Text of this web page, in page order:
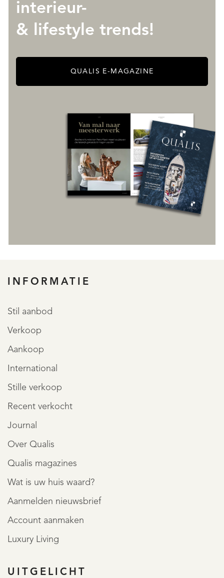
interieur-
& lifestyle trends!
QUALIS E-MAGAZINE
INFORMATIE
Stil aanbod
Verkoop
Aankoop
International
Stille verkoop
Recent verkocht
Journal
Over Qualis
Qualis magazines
Wat is uw huis waard?
Aanmelden nieuwsbrief
Account aanmaken
Luxury Living
UITGELICHT